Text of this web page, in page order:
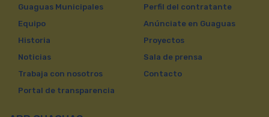
Guaguas Municipales
Equipo
Historia
Noticias
Trabaja con nosotros
Portal de transparencia
Perfil del contratante
Anúnciate en Guaguas
Proyectos
Sala de prensa
Contacto